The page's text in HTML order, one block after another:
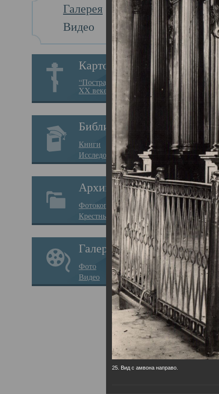
Галерея
Видео
Картотека
“Пострадавшие за веру в
XX веке на Севере”
Библиотека
Книги
Исследования
Архив
Фотокопии дел
Крестные ходы
Галерея
Фото
Видео
25. Вид с амвона направо.